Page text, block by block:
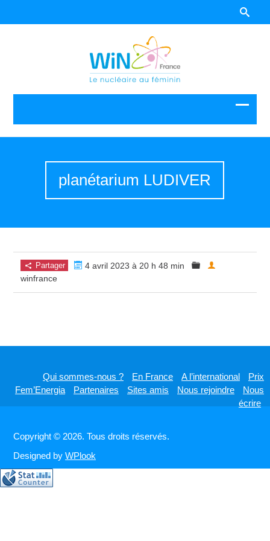
planétarium LUDIVER
Partager
4 avril 2023 à 20 h 48 min
winfrance
Qui sommes-nous ? En France A l’international
Prix
Fem’Energia
Partenaires Sites amis Nous rejoindre
Nous
écrire
Copyright © 2026. Tous droits réservés.
Designed byWPlook